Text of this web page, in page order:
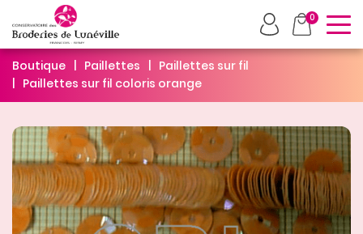
0
Boutique Paillettes
Paillettes sur fil
Paillettes sur fil coloris orange